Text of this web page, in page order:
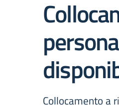
Collocamento a